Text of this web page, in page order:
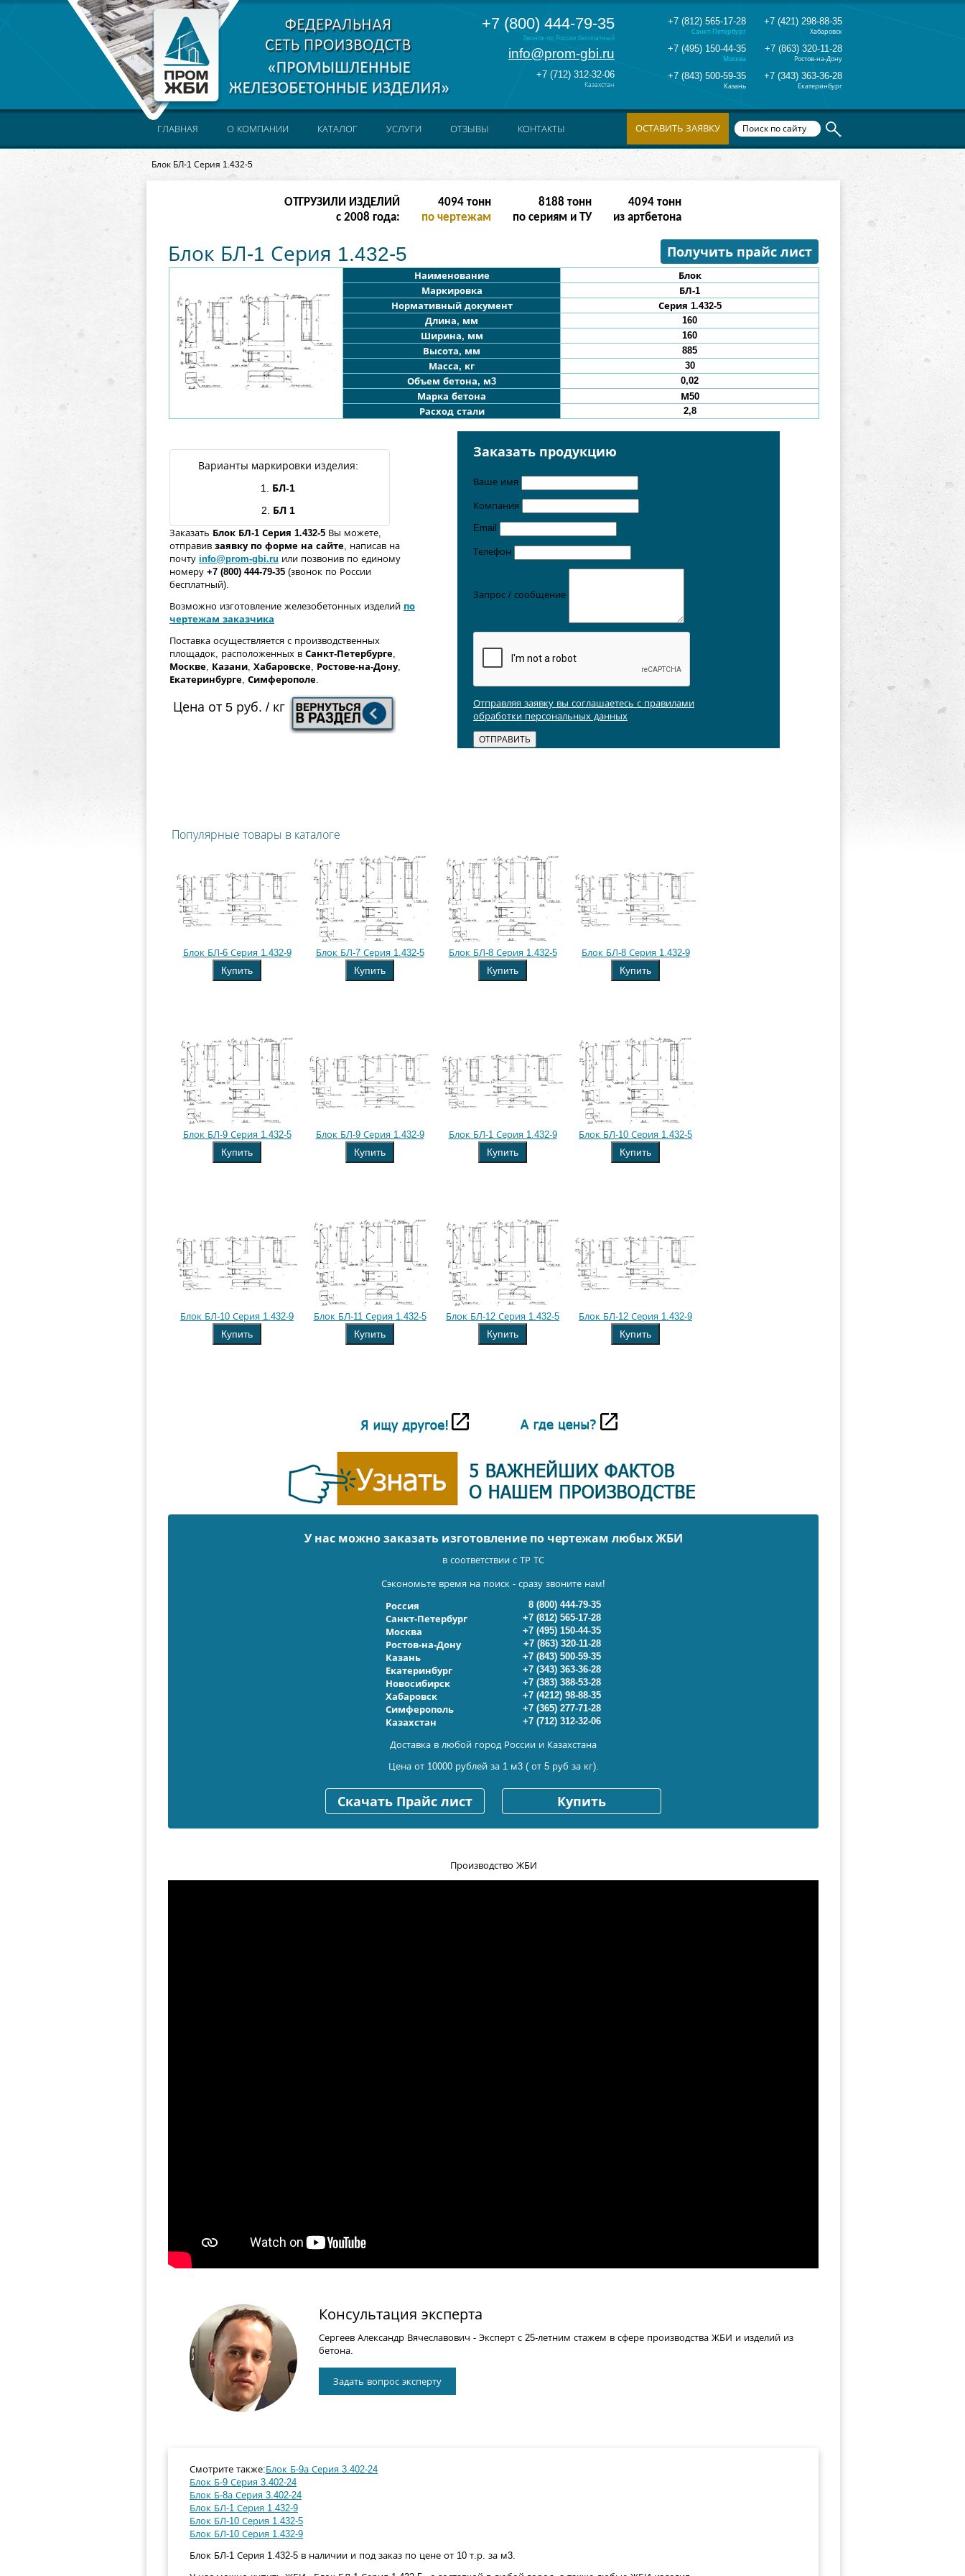
+7 (800) 444-79-35
Звонок по России бесплатный
info@prom-gbi.ru
+7 (712) 312-32-06
Казахстан
+7 (812) 565-17-28
Санкт-Петербург
+7 (421) 298-88-35
Хабаровск
+7 (495) 150-44-35
Москва
+7 (863) 320-11-28
Ростов-на-Дону
+7 (843) 500-59-35
Казань
+7 (343) 363-36-28
Екатеринбург
Блок БЛ-1 Серия 1.432-5
ГЛАВНАЯ О КОМПАНИИ КАТАЛОГ УСЛУГИ ОТЗЫВЫ КОНТАКТЫ ОСТАВИТЬ ЗАЯВКУ
ОТГРУЗИЛИ ИЗДЕЛИЙ
с 2008 года:
8190тонн
по чертежам
16380 тонн
по сериям и ТУ
8190тонн
из артбетона
Получить прайс лист
Блок БЛ-1 Серия 1.432-5
Наименование
Блок
Маркировка
БЛ-1
Нормативный документ
Серия 1.432-5
Длина, мм
160
Ширина, мм
160
Высота, мм
885
Масса, кг
30
Объем бетона, м3
0,02
Марка бетона
М50
Расход стали
2,8
Варианты маркировки изделия:
1. БЛ-1
2.
БЛ 1
Заказать Блок БЛ-1 Серия 1.432-5 Вы можете,
отправив заявку по форме на сайте, написав на
почту info@prom-gbi.ru или позвонив по единому
номеру +7 (800) 444-79-35 (звонок по России
бесплатный).
Возможно изготовление железобетонных изделий по
чертежам заказчика
Поставка осуществляется с производственных
площадок, расположенных в Санкт-Петербурге,
Москве, Казани, Хабаровске, Ростове-на-Дону,
Екатеринбурге, Симферополе.
Цена от 5 руб. / кг
Заказать продукцию
Ваше имя
Компания
Email
Телефон
Запрос / сообщение
Отправляя заявку вы соглашаетесь с правилами
обработки персональных данных
Популярные товары в каталоге
Блок БЛ-6 Серия 1.432-9
Купить
Блок БЛ-7 Серия 1.432-5
Купить
Блок БЛ-8 Серия 1.432-5
Купить
Блок БЛ-8 Серия 1.432-9
Купить
Блок БЛ-9 Серия 1.432-5
Купить
Блок БЛ-9 Серия 1.432-9
Купить
Блок БЛ-1 Серия 1.432-9
Купить
Блок БЛ-10 Серия 1.432-5
Купить
Блок БЛ-10 Серия 1.432-9
Купить
Блок БЛ-11 Серия 1.432-5
Купить
Блок БЛ-12 Серия 1.432-5
Купить
Блок БЛ-12 Серия 1.432-9
Купить
У нас можно заказать изготовление по чертежам любых ЖБИ
в соответствии с ТР ТС
Сэкономьте время на поиск - сразу звоните нам!
Россия
8 (800) 444-79-35
Санкт-Петербург
+7 (812) 565-17-28
Москва
+7 (495) 150-44-35
Ростов-на-Дону
+7 (863) 320-11-28
Казань
+7 (843) 500-59-35
Екатеринбург
+7 (343) 363-36-28
Новосибирск
+7 (383) 388-53-28
Хабаровск
+7 (4212) 98-88-35
Симферополь
+7 (365) 277-71-28
Казахстан
+7 (712) 312-32-06
Доставка в любой город России и Казахстана
Цена от 10000 рублей за 1 м3 ( от 5 руб за кг).
Скачать Прайс лист Купить
Производство ЖБИ
Консультация эксперта
Сергеев Александр Вячеславович - Эксперт с 25-летним стажем в сфере производства ЖБИ и изделий из
бетона.
Задать вопрос эксперту
Смотрите также:Блок Б-9а Серия 3.402-24
Блок Б-9 Серия 3.402-24
Блок Б-8а Серия 3.402-24
Блок БЛ-1 Серия 1.432-9
Блок БЛ-10 Серия 1.432-5
Блок БЛ-10 Серия 1.432-9
Блок БЛ-1 Серия 1.432-5 в наличии и под заказ по цене от 10 т.р. за м3.